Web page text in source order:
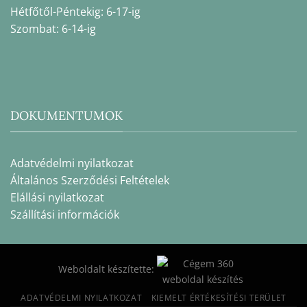
Hétfőtől-Péntekig: 6-17-ig
Szombat: 6-14-ig
DOKUMENTUMOK
Adatvédelmi nyilatkozat
Általános Szerződési Feltételek
Elállási nyilatkozat
Szállítási információk
Weboldalt készítette:
ADATVÉDELMI NYILATKOZAT KIEMELT ÉRTÉKESÍTÉSI TERÜLET